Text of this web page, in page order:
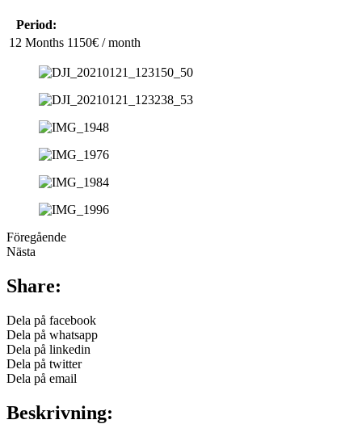
Period:
12 Months 1150€ / month
Föregående
Nästa
Share:
Dela på facebook
Dela på whatsapp
Dela på linkedin
Dela på twitter
Dela på email
Beskrivning: